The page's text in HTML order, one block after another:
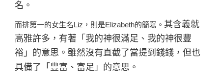
名。
而排第一的女生名Liz ，則是Elizabeth的簡寫。 其含義就
高雅許多，有著「我的神很滿足、我的神很豐
裕」的意思。雖然沒有直截了當提到錢錢，但也
具備了「豐富、富足」的意思。